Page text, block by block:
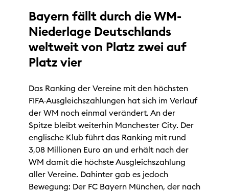
Bayern fällt durch die WM-
Niederlage Deutschlands
weltweit von Platz zwei auf
Platz vier
Das Ranking der Vereine mit den höchsten
FIFA-Ausgleichszahlungen hat sich im Verlauf
der WM noch einmal verändert. An der
Spitze bleibt weiterhin Manchester City. Der
englische Klub führt das Ranking mit rund
3,08 Millionen Euro an und erhält nach der
WM damit die höchste Ausgleichszahlung
aller Vereine. Dahinter gab es jedoch
Bewegung: Der FC Bayern München, der nach